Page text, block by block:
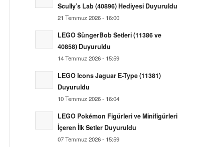
Scully’s Lab (40896) Hediyesi Duyuruldu
21 Temmuz 2026 - 16:00
LEGO SüngerBob Setleri (11386 ve
40858) Duyuruldu
14 Temmuz 2026 - 15:59
LEGO Icons Jaguar E-Type (11381)
Duyuruldu
10 Temmuz 2026 - 16:04
LEGO Pokémon Figürleri ve Minifigürleri
İçeren İlk Setler Duyuruldu
07 Temmuz 2026 - 15:59